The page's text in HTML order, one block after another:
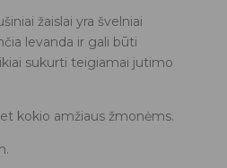
žaislai yra švelniai
levanda ir gali būti
sukurti teigiamai jutimo
kokio amžiaus žmonėms.